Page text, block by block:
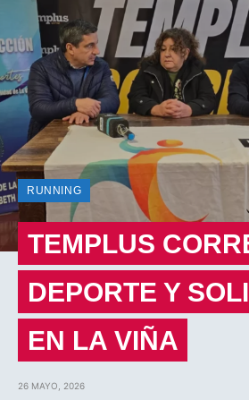
RUNNING
TEMPLUS
DEPORTE Y
EN LA VIÑA
26 MAYO, 2026